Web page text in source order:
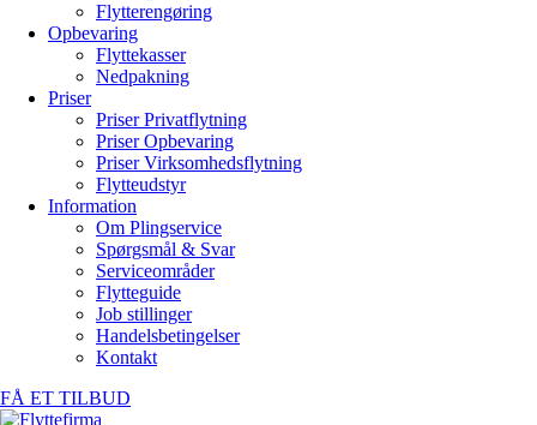
Flytterengøring
Opbevaring
Flyttekasser
Nedpakning
Priser
Priser Privatflytning
Priser Opbevaring
Priser Virksomhedsflytning
Flytteudstyr
Information
Om Plingservice
Spørgsmål & Svar
Serviceområder
Flytteguide
Job stillinger
Handelsbetingelser
Kontakt
FÅ ET TILBUD